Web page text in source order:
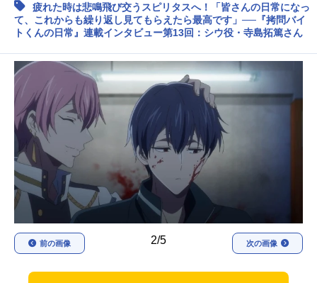
マンガ・ラノベ ゲーム・アプリ 音楽 コスプレ
配信・Vtuber トレンド 無料マンガ
最新記事一覧
アニメ記事一覧 声優記事一覧
アニメ映画一覧 実写化映画一覧
今期アニメ曜日別一覧
春アニメ 夏アニメ
秋アニメ
疲れた時は悲鳴飛び交うスピリタスへ！「皆さんの日常になっ
て、これからも繰り返し見てもらえたら最高です」──『拷問バイ
トくんの日常』連載インタビュー第13回：シウ役・寺島拓篤さん
2/5
前の画像 次の画像